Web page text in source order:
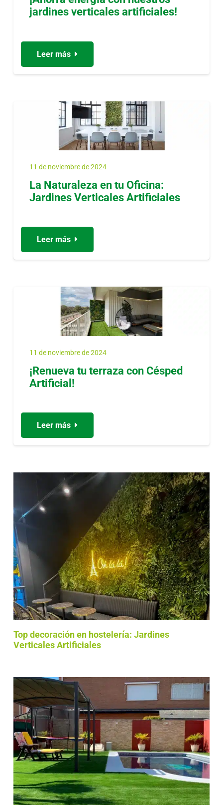
jardines verticales artificiales!
Leer más
11 de noviembre de 2024
La Naturaleza en tu Oficina:
Jardines Verticales Artificiales
Leer más
11 de noviembre de 2024
¡Renueva tu terraza con Césped
Artificial!
Leer más
Top decoración en hostelería: Jardines
Verticales Artificiales